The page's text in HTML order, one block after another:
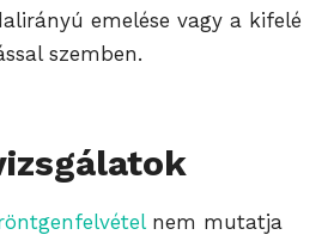
emelése vagy a kifelé
szemben.
nem mutatja